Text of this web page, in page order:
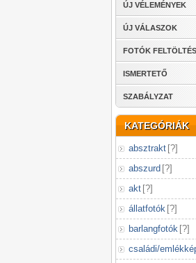
ÚJ VÉLEMÉNYEK
ÚJ VÁLASZOK
FOTÓK
ISMERTETŐ
SZABÁLYZAT
KATEGÓRIÁK
absztrakt [?]
abszurd [?]
akt [?]
állatfotók [?]
barlangfotók [?]
családi/